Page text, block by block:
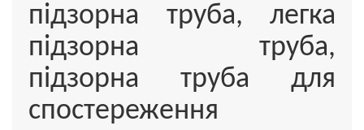
підзорна труба, легка
підзорна труба,
підзорна труба для
спостереження